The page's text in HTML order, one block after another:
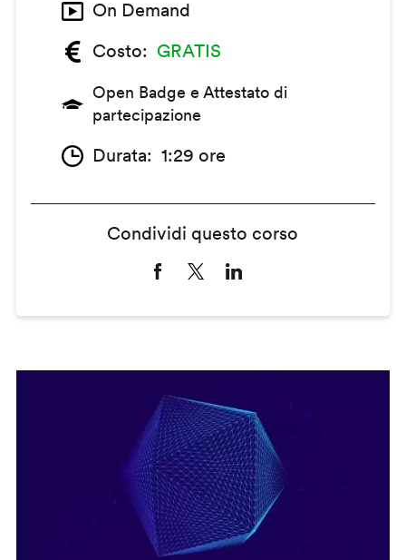
On Demand
Costo
GRATIS
Open Badge e Attestato di
partecipazione
Durata 1:29 ore
Condividi questo corso